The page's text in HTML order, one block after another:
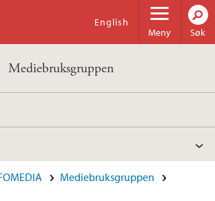
Meny
English
Søk
Mediebruksgruppen
Mediebruksgruppen